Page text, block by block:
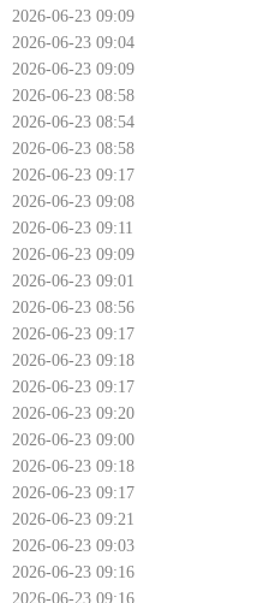
2026-06-23 09:09
2026-06-23 09:04
2026-06-23 09:09
2026-06-23 08:58
2026-06-23 08:54
2026-06-23 08:58
2026-06-23 09:17
2026-06-23 09:08
2026-06-23 09:11
2026-06-23 09:09
2026-06-23 09:01
2026-06-23 08:56
2026-06-23 09:17
2026-06-23 09:18
2026-06-23 09:17
2026-06-23 09:20
2026-06-23 09:00
2026-06-23 09:18
2026-06-23 09:17
2026-06-23 09:21
2026-06-23 09:03
2026-06-23 09:16
2026-06-23 09:16